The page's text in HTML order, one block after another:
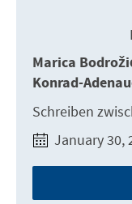
Marica
Konrad-
Schreiben
January 30,